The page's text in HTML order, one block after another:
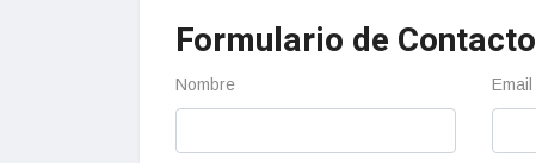
Formulario de Contacto
Nombre Email